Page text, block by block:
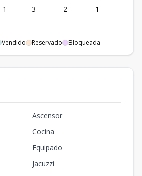
1 3 2 1 100
Vendido Reservado Bloqueada
Ascensor
Cocina
Equipado
Jacuzzi